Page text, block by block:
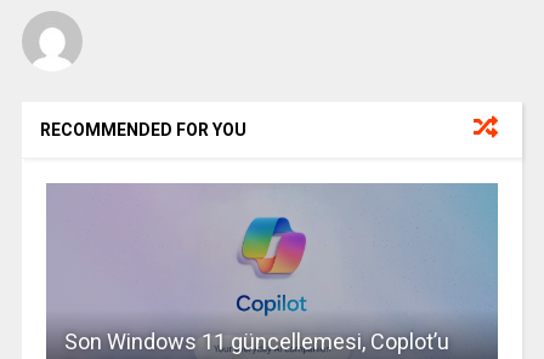
RECOMMENDED FOR YOU
Son Windows 11 güncellemesi, Coplot’u